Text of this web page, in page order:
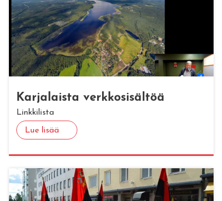
Kar­ja­lais­ta verk­ko­si­säl­töä
Linkkilista
Lue lisää